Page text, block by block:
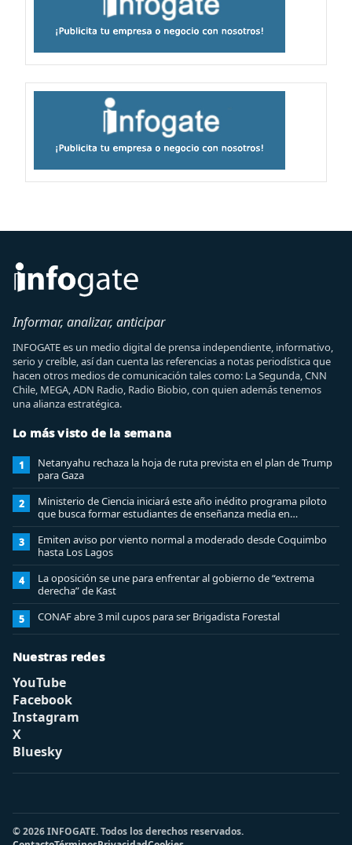
Informar, analizar, anticipar
INFOGATE es un medio digital de prensa independiente, informativo,
serio y creíble, así dan cuenta las referencias a notas periodística que
hacen otros medios de comunicación tales como: La Segunda, CNN
Chile, MEGA, ADN Radio, Radio Biobio, con quien además tenemos
una alianza estratégica.
Lo más visto de la semana
1
Netanyahu rechaza la hoja de ruta prevista en el plan de Trump
para Gaza
2
Ministerio de Ciencia iniciará este año inédito programa piloto
que busca formar estudiantes de enseñanza media en
ciberseguridad
3
Emiten aviso por viento normal a moderado desde Coquimbo
hasta Los Lagos
4
La oposición se une para enfrentar al gobierno de “extrema
derecha” de Kast
5 CONAF abre 3 mil cupos para ser Brigadista Forestal
Nuestras redes
YouTube
Facebook
Instagram
X
Bluesky
© 2026 INFOGATE. Todos los derechos reservados.